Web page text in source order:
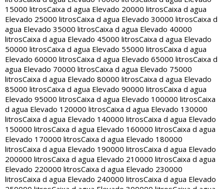
15000 litrosCaixa d agua Elevado 20000 litrosCaixa d agua
Elevado 25000 litrosCaixa d agua Elevado 30000 litrosCaixa d
agua Elevado 35000 litrosCaixa d agua Elevado 40000
litrosCaixa d agua Elevado 45000 litrosCaixa d agua Elevado
50000 litrosCaixa d agua Elevado 55000 litrosCaixa d agua
Elevado 60000 litrosCaixa d agua Elevado 65000 litrosCaixa d
agua Elevado 70000 litrosCaixa d agua Elevado 75000
litrosCaixa d agua Elevado 80000 litrosCaixa d agua Elevado
85000 litrosCaixa d agua Elevado 90000 litrosCaixa d agua
Elevado 95000 litrosCaixa d agua Elevado 100000 litrosCaixa
d agua Elevado 120000 litrosCaixa d agua Elevado 130000
litrosCaixa d agua Elevado 140000 litrosCaixa d agua Elevado
150000 litrosCaixa d agua Elevado 160000 litrosCaixa d agua
Elevado 170000 litrosCaixa d agua Elevado 180000
litrosCaixa d agua Elevado 190000 litrosCaixa d agua Elevado
200000 litrosCaixa d agua Elevado 210000 litrosCaixa d agua
Elevado 220000 litrosCaixa d agua Elevado 230000
litrosCaixa d agua Elevado 240000 litrosCaixa d agua Elevado